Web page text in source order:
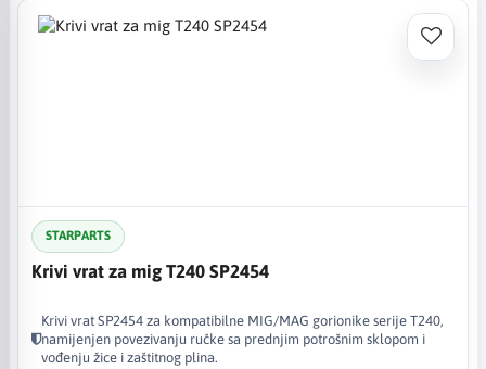
STARPARTS
Krivi vrat za mig T240 SP2454
Krivi vrat SP2454 za kompatibilne MIG/MAG gorionike serije T240,
namijenjen povezivanju ručke sa prednjim potrošnim sklopom i
vođenju žice i zaštitnog plina.